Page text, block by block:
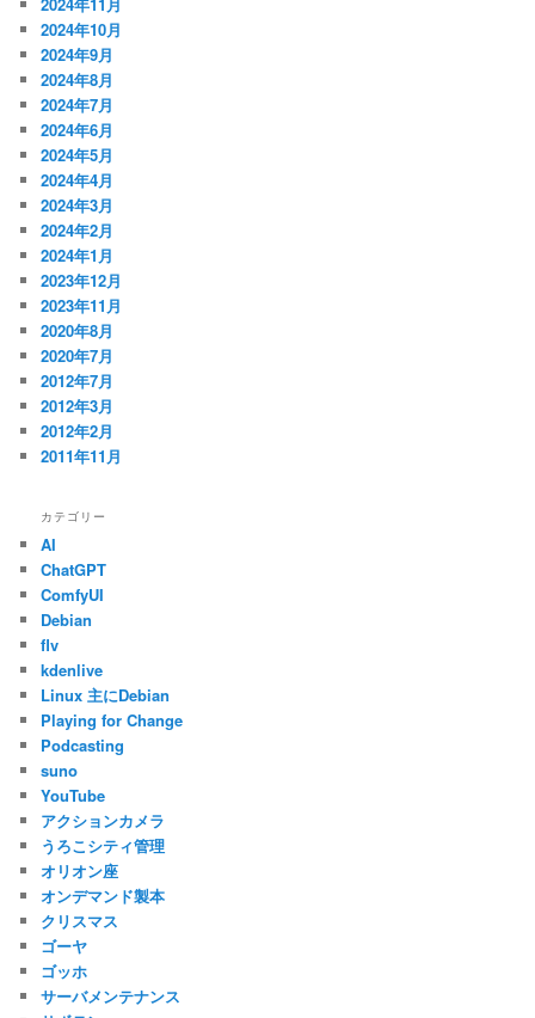
2024年10月
2024年9月
2024年8月
2024年7月
2024年6月
2024年5月
2024年4月
2024年3月
2024年2月
2024年1月
2023年12月
2023年11月
2020年8月
2020年7月
2012年7月
2012年3月
2012年2月
2011年11月
カテゴリー
AI
ChatGPT
ComfyUI
Debian
flv
kdenlive
Linux 主にDebian
Playing for Change
Podcasting
suno
YouTube
アクションカメラ
うろこシティ管理
オリオン座
オンデマンド製本
クリスマス
ゴーヤ
ゴッホ
サーバメンテナンス